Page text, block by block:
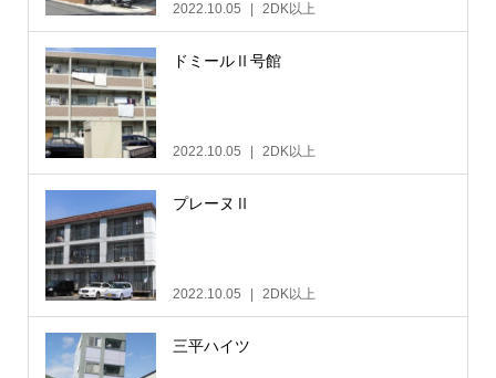
2022.10.05 2DK以上
ドミールⅡ号館
2022.10.05 2DK以上
プレーヌⅡ
2022.10.05 2DK以上
三平ハイツ